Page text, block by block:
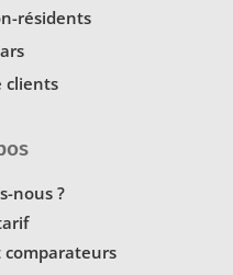
résidents
clients
nous ?
comparateurs